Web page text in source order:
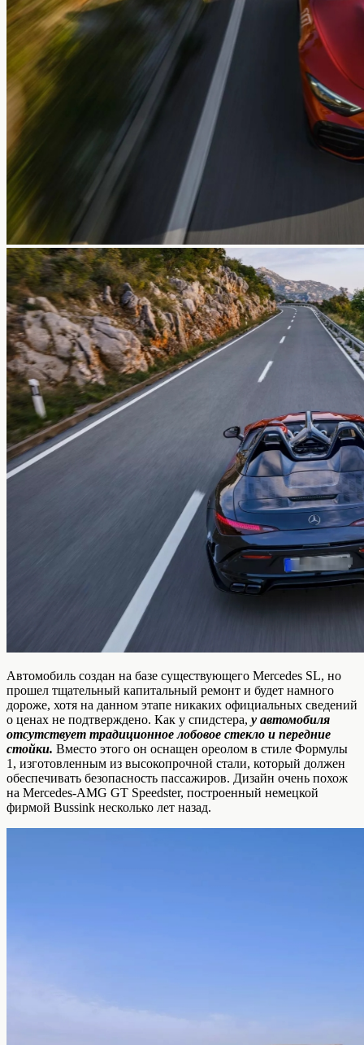
Автомобиль создан на базе существующего Mercedes SL, но
прошел тщательный капитальный ремонт и будет намного
дороже, хотя на данном этапе никаких официальных сведений
о ценах не подтверждено. Как у спидстера, у автомобиля
отсутствует традиционное лобовое стекло и передние
стойки. Вместо этого он оснащен ореолом в стиле Формулы
1, изготовленным из высокопрочной стали, который должен
обеспечивать безопасность пассажиров. Дизайн очень похож
на Mercedes-AMG GT Speedster, построенный немецкой
фирмой Bussink несколько лет назад.